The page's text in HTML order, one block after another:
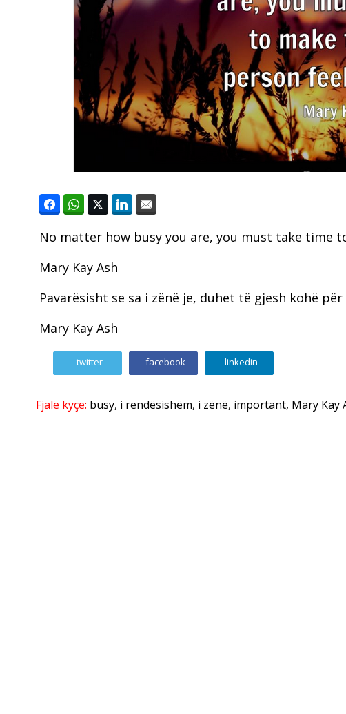
No matter how busy you are, you must take time
Mary Kay Ash
Pavarësisht se sa i zënë je, duhet të gjesh kohë
Mary Kay Ash
twitter facebook linkedin
Fjalë kyçe: busy, i rëndësishëm, i zënë, important, Mary Kay